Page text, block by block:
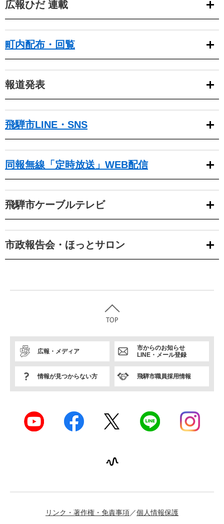
広報ひだ 連載
町内配布・回覧
報道発表
飛騨市LINE・SNS
同報無線「定時放送」WEB配信
飛騨市ケーブルテレビ
市政報告会・ほっとサロン
広報・メディア
市からのお知らせ
LINE・メール登録
情報が見つからない方 飛騨市職員採用情報
リンク・著作権・免責事項 個人情報保護